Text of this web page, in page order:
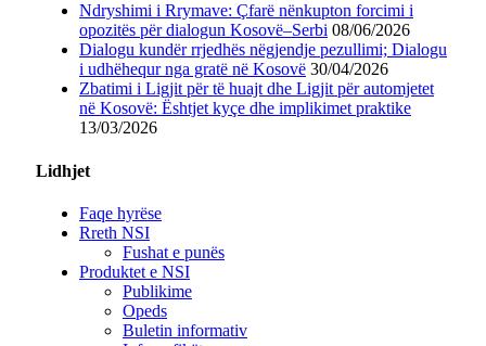
Ndryshimi i Rrymave: Çfarë nënkupton forcimi i
opozitës për dialogun Kosovë–Serbi 08/06/2026
Dialogu kundër rrjedhës nëgjendje pezullimi; Dialogu
i udhëhequr nga gratë në Kosovë 30/04/2026
Zbatimi i Ligjit për të huajt dhe Ligjit për automjetet
në Kosovë: Ështjet kyçe dhe implikimet praktike
13/03/2026
Lidhjet
Faqe hyrëse
Rreth NSI
Fushat e punës
Produktet e NSI
Publikime
Opeds
Buletin informativ